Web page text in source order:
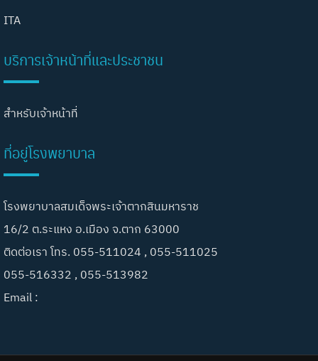
ITA
บริการเจ้าหน้าที่และประชาชน
สำหรับเจ้าหน้าที่
ที่อยู่โรงพยาบาล
โรงพยาบาลสมเด็จพระเจ้าตากสินมหาราช
16/2 ต.ระแหง อ.เมือง จ.ตาก 63000
ติดต่อเรา โทร. 055-511024 , 055-511025
055-516332 , 055-513982
Email :